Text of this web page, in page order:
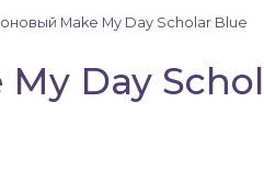
Make My Day Scholar Blue
Day